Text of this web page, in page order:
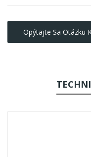
Opýtajte Sa Otázku